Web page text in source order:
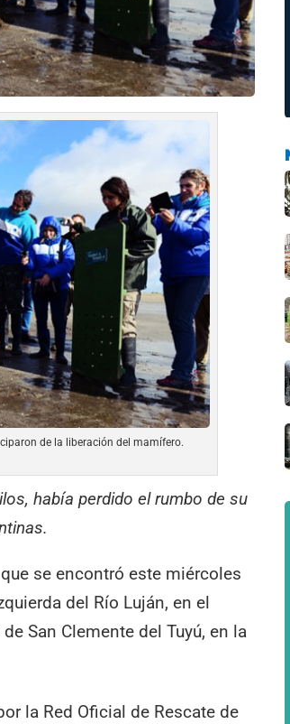
de la liberación del mamífero.
había perdido el rumbo de su
se encontró este miércoles
del Río Luján, en el
San Clemente del Tuyú, en la
la Red Oficial de Rescate de